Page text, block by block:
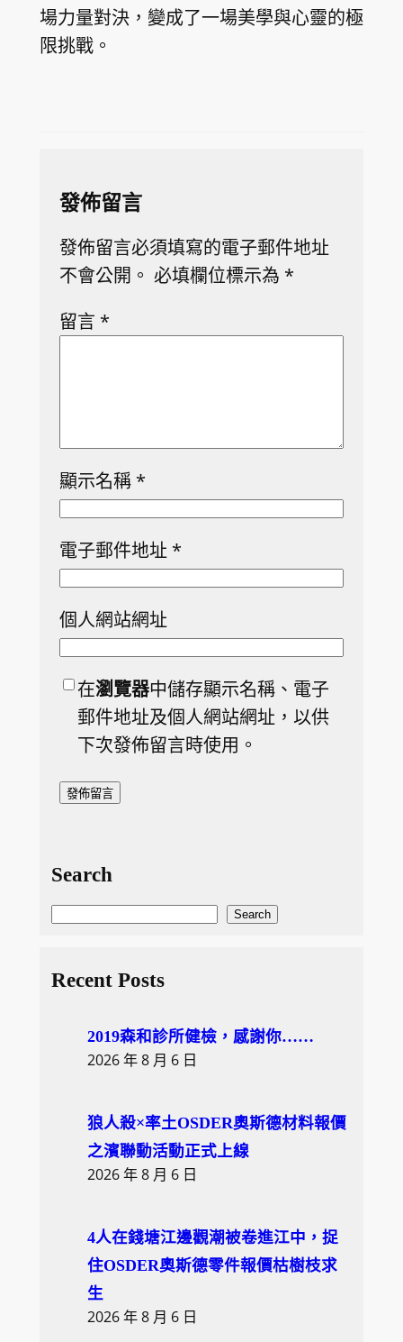
場力量對決，變成了一場美學與心靈的極
限挑戰。
發佈留言
發佈留言必須填寫的電子郵件地址
不會公開。 必填欄位標示為 *
留言 *
顯示名稱 *
電子郵件地址 *
個人網站網址
在瀏覽器中儲存顯示名稱、電子
郵件地址及個人網站網址，以供
下次發佈留言時使用。
Search
S
a
Search
Recent Posts
2019森和診所健檢，感謝你……
2026 年 8 月 6 日
狼人殺×率土OSDER奧斯德材料報價
之濱聯動活動正式上線
2026 年 8 月 6 日
4人在錢塘江邊觀潮被卷進江中，捉
住OSDER奧斯德零件報價枯樹枝求
生
2026 年 8 月 6 日